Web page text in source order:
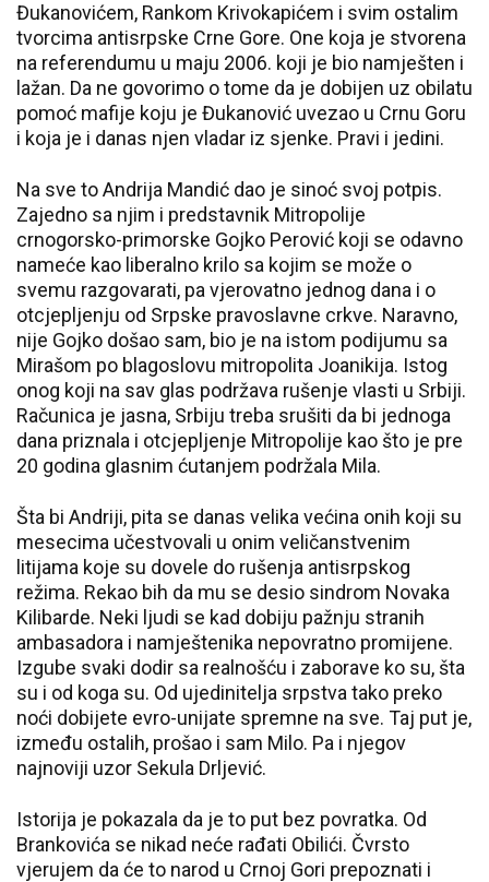
Đukanovićem, Rankom Krivokapićem i svim ostalim
tvorcima antisrpske Crne Gore. One koja je stvorena
na referendumu u maju 2006. koji je bio namješten i
lažan. Da ne govorimo o tome da je dobijen uz obilatu
pomoć mafije koju je Đukanović uvezao u Crnu Goru
i koja je i danas njen vladar iz sjenke. Pravi i jedini.
Na sve to Andrija Mandić dao je sinoć svoj potpis.
Zajedno sa njim i predstavnik Mitropolije
crnogorsko-primorske Gojko Perović koji se odavno
nameće kao liberalno krilo sa kojim se može o
svemu razgovarati, pa vjerovatno jednog dana i o
otcjepljenju od Srpske pravoslavne crkve. Naravno,
nije Gojko došao sam, bio je na istom podijumu sa
Mirašom po blagoslovu mitropolita Joanikija. Istog
onog koji na sav glas podržava rušenje vlasti u Srbiji.
Računica je jasna, Srbiju treba srušiti da bi jednoga
dana priznala i otcjepljenje Mitropolije kao što je pre
20 godina glasnim ćutanjem podržala Mila.
Šta bi Andriji, pita se danas velika većina onih koji su
mesecima učestvovali u onim veličanstvenim
litijama koje su dovele do rušenja antisrpskog
režima. Rekao bih da mu se desio sindrom Novaka
Kilibarde. Neki ljudi se kad dobiju pažnju stranih
ambasadora i namještenika nepovratno promijene.
Izgube svaki dodir sa realnošću i zaborave ko su, šta
su i od koga su. Od ujedinitelja srpstva tako preko
noći dobijete evro-unijate spremne na sve. Taj put je,
između ostalih, prošao i sam Milo. Pa i njegov
najnoviji uzor Sekula Drljević.
Istorija je pokazala da je to put bez povratka. Od
Brankovića se nikad neće rađati Obilići. Čvrsto
vjerujem da će to narod u Crnoj Gori prepoznati i